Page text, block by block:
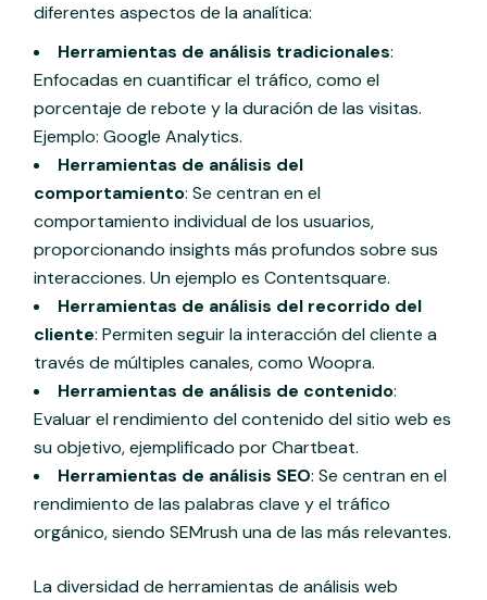
diferentes aspectos de la analítica:
Herramientas de análisis tradicionales:
Enfocadas en cuantificar el tráfico, como el
porcentaje de rebote y la duración de las visitas.
Ejemplo: Google Analytics.
Herramientas de análisis del
comportamiento: Se centran en el
comportamiento individual de los usuarios,
proporcionando insights más profundos sobre sus
interacciones. Un ejemplo es Contentsquare.
Herramientas de análisis del recorrido del
cliente: Permiten seguir la interacción del cliente a
través de múltiples canales, como Woopra.
Herramientas de análisis de contenido:
Evaluar el rendimiento del contenido del sitio web es
su objetivo, ejemplificado por Chartbeat.
Herramientas de análisis SEO: Se centran en el
rendimiento de las palabras clave y el tráfico
orgánico, siendo SEMrush una de las más relevantes.
La diversidad de herramientas de análisis web